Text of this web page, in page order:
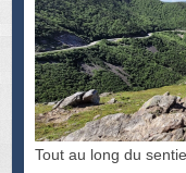
Tout au long du